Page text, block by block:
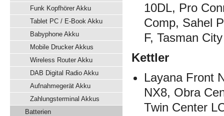
Funk Kopfhörer Akku
Tablet PC / E-Book Akku
Babyphone Akku
Mobile Drucker Akkus
Wireless Router Akku
DAB Digital Radio Akku
Aufnahmegerät Akku
Zahlungsterminal Akkus
Batterien
10DL, Pro
Comp, Sahel
F, Tasman
Kettler
Layana Front
NX8, Obra
Twin Center